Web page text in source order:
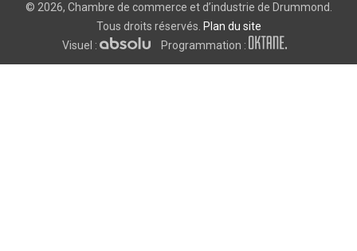
© 2026, Chambre de commerce et d’industrie de Drummond.
Tous droits réservés. Plan du site
Visuel :
Programmation :